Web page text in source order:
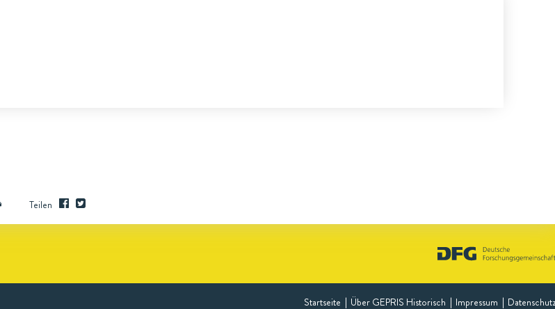
Teilen
Startseite Über GEPRIS Historisch Impressum Datenschutz